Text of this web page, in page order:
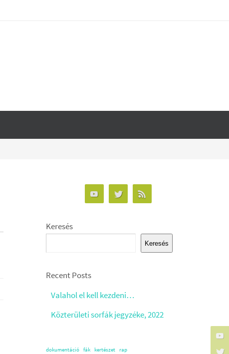
Keresés
Keresés
Recent Posts
Valahol el kell kezdeni…
Közterületi sorfák jegyzéke, 2022
dokumentáció fák kertészet rap